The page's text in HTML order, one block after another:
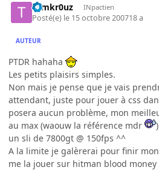
tomkr0uz INpactien
Posté(e) le 15 octobre 200718 a
AUTEUR
PTDR hahaha
Les petits plaisirs simples.
Non mais je pense que je vais
attendant, juste pour jouer à css
posera aucun problème, mon
au max (waouw la référence mdr
un sli de 7800gt @ 150fps ^^
A la limite je galèrerai pour finir
me la jouer sur hitman blood